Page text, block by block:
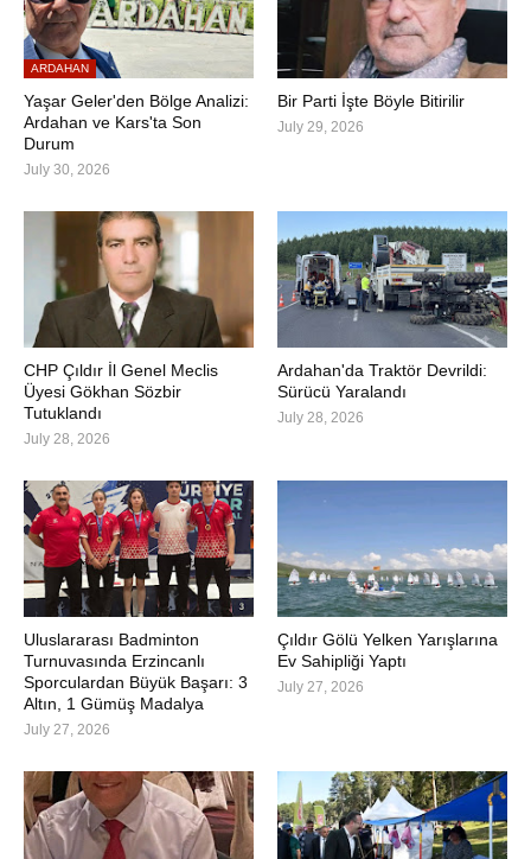
ARDAHAN
Yaşar Geler'den Bölge Analizi:
Ardahan ve Kars'ta Son
Durum
July 30, 2026
Bir Parti İşte Böyle Bitirilir
July 29, 2026
CHP Çıldır İl Genel Meclis
Üyesi Gökhan Sözbir
Tutuklandı
July 28, 2026
Ardahan'da Traktör Devrildi:
Sürücü Yaralandı
July 28, 2026
Uluslararası Badminton
Turnuvasında Erzincanlı
Sporculardan Büyük Başarı: 3
Altın, 1 Gümüş Madalya
July 27, 2026
Çıldır Gölü Yelken Yarışlarına
Ev Sahipliği Yaptı
July 27, 2026